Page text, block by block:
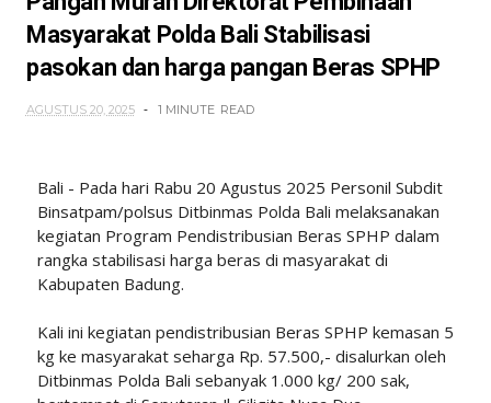
Masyarakat Polda Bali Stabilisasi
pasokan dan harga pangan Beras SPHP
AGUSTUS 20, 2025 1 MINUTE READ
Bali - Pada hari Rabu 20 Agustus 2025 Personil Subdit
Binsatpam/polsus Ditbinmas Polda Bali melaksanakan
kegiatan Program Pendistribusian Beras SPHP dalam
rangka stabilisasi harga beras di masyarakat di
Kabupaten Badung.
Kali ini kegiatan pendistribusian Beras SPHP kemasan 5
kg ke masyarakat seharga Rp. 57.500,- disalurkan oleh
Ditbinmas Polda Bali sebanyak 1.000 kg/ 200 sak,